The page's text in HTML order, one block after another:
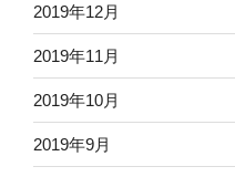
2019年12月
2019年11月
2019年10月
2019年9月